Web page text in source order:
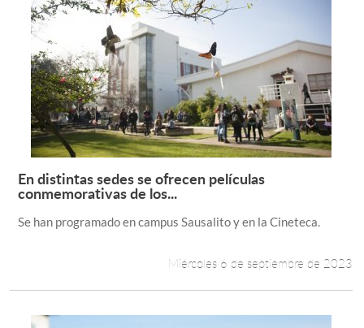
Leer más +
En distintas sedes se ofrecen películas
conmemorativas de los...
Se han programado en campus Sausalito y en la Cineteca.
Miércoles 6 de septiembre de 2023